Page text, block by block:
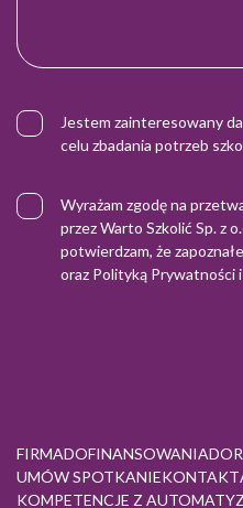
Jestem zainteresowany
celu zbadania potrzeb
Wyrażam zgodę na
przez Warto Szkolić Sp. z
potwierdzam, że
oraz Polityką Prywatności
FIRMADOFINANSOWANIA
UMÓW SPOTKANIEKONTAKT
KOMPETENCJE Z